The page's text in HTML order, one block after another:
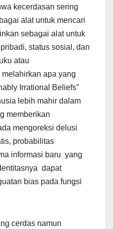
kecerdasan sering
alat untuk mencari
sebagai alat untuk
status sosial, dan
atau
apa yang
Irrational Beliefs”
lebih mahir dalam
memberikan
mengoreksi delusi
probabilitas
informasi baru yang
dapat
bias pada fungsi
cerdas namun